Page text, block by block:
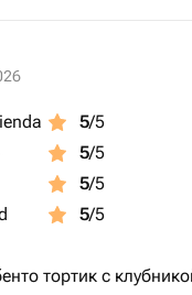
5/5
5/5
5/5
5/5
тортик с